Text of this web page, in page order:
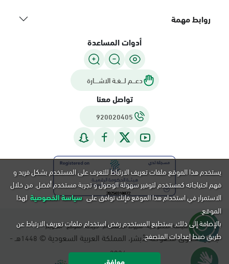
روابط مهمة
أدوات المساعدة
دعـــم لـــغـة الاشــــارة
تواصل معنا
920020405
سياسة الخصوصية شروط الاستخدام خريطة الموقع التقويم
جميع الحقوق محفوظة لأبشر، المملكة العربية السعودية © 1448هـ -
2026م.
يستخدم هذا الموقع ملفات تعريف الارتباط للتعرف على المستخدم بشكل فريد و
فهم احتياجاته كمستخدم لتوفير سهولة الوصول و تجربة مستخدم أفضل. من خلال
الاستمرار في استخدام هذا الموقع فإنك توافق على سياسة الخصوصية لهذا
الموقع.
بالإضافة إلى ذلك, يستطيع المستخدم رفض استخدام ملفات تعريف الارتباط عن
طريق ضبط إعدادات المتصفح.
موافق